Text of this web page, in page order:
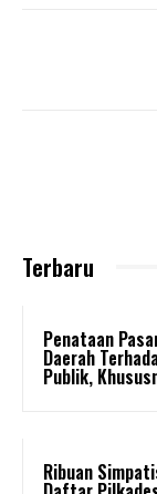
Terbaru
Penataan
Daerah
Publik,
Ribuan